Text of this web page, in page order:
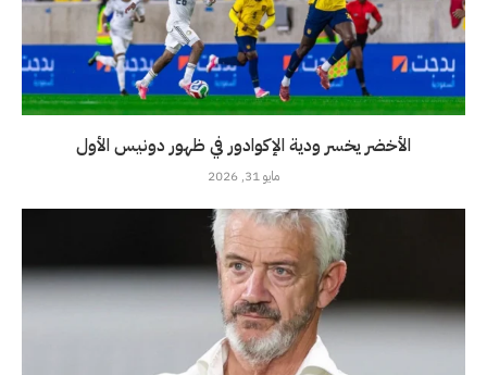
الأخضر يخسر ودية الإكوادور في ظهور دونيس الأول
مايو 31, 2026